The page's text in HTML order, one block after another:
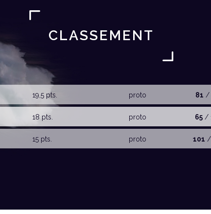
CLASSEMENT
19,5 pts. proto 81 /
18 pts. proto 65 /
15 pts. proto 101 /